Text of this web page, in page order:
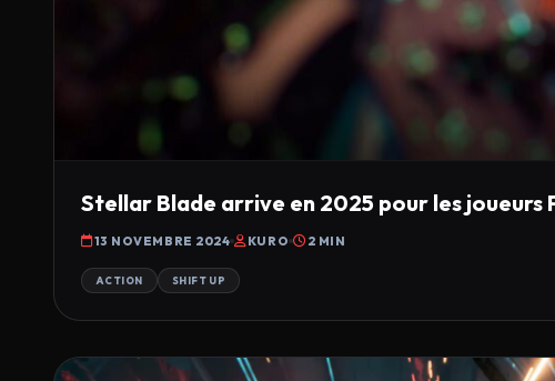
Stellar Blade arrive en 2025 pour les joueurs
13 NOVEMBRE 2024 KURO 2 MIN
ACTION SHIFT UP